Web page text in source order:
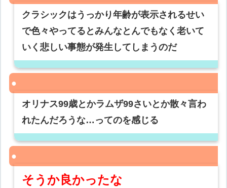
クラシックはうっかり年齢が表示されるせい
で色々やってるとみんなとんでもなく老いて
いく悲しい事態が発生してしまうのだ
オリナス99歳とかラムザ99さいとか散々言わ
れたんだろうな…ってのを感じる
そうか良かったな